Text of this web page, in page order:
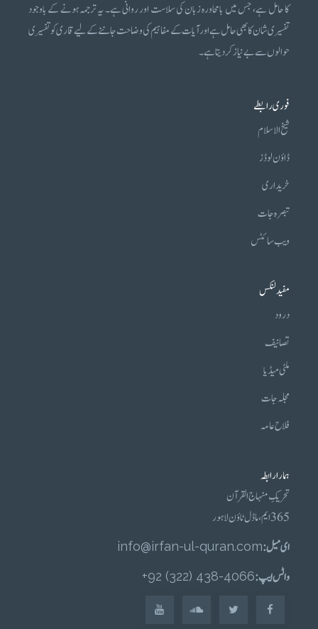
کا حامل ہے، جس میں بامحاورہ زبان کی سلاست اور روانی ہے۔ یہ ترجمہ ہونے کے باوجود
تفسیری شان کا بھی حامل ہے اور آیات کے مفاہیم کی وضاحت جاننے کے لیے قاری کو تفسیری
حوالوں سے بے نیاز کر دیتا ہے۔
فوری رابطے
شیخ الاسلام
ڈاؤن لوڈز
خریداری
تبصرہ جات
ویب سائٹس
مفید لنکس
درود
تصانیف
ملٹی میڈیا
مجلہ جات
فلاح عامہ
ہمارا رابطہ
تحریکِ منہاج القرآن
365 ایم، ماڈل ٹاؤن لاہور
ای میل :info@irfan-ul-quran.com
واٹس ایپ :4066-438 (322) 92+